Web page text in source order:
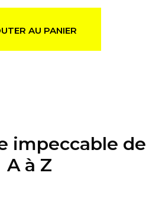
AU PANIER
impeccable de
A à Z